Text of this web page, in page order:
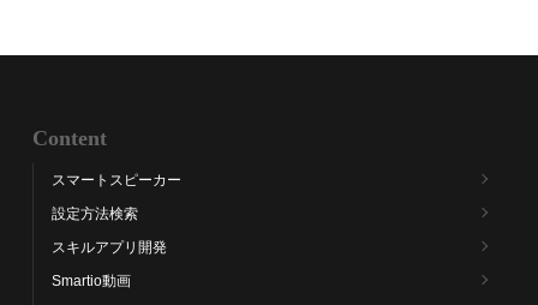
Content
スマートスピーカー
設定方法検索
スキルアプリ開発
Smartio動画